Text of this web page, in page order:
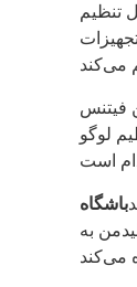
تنظیم
فیتنس
لوگو
باشگاه
به